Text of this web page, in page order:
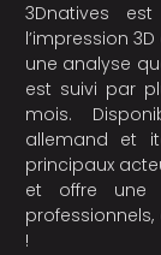
3Dnatives
l’impression
une analyse
est suivi par
mois.
allemand et
principaux
et offre une
!